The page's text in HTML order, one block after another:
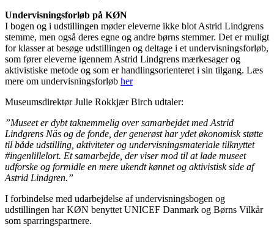
Undervisningsforløb på KØN
I bogen og i udstillingen møder eleverne ikke blot Astrid Lindgrens
stemme, men også deres egne og andre børns stemmer. Det er muligt
for klasser at besøge udstillingen og deltage i et undervisningsforløb,
som fører eleverne igennem Astrid Lindgrens mærkesager og
aktivistiske metode og som er handlingsorienteret i sin tilgang. Læs
mere om undervisningsforløb her
Museumsdirektør Julie Rokkjær Birch udtaler:
”Museet er dybt taknemmelig over samarbejdet med Astrid
Lindgrens Näs og de fonde, der generøst har ydet økonomisk støtte
til både udstilling, aktiviteter og undervisningsmateriale tilknyttet
#ingenlillelort. Et samarbejde, der viser mod til at lade museet
udforske og formidle en mere ukendt kønnet og aktivistisk side af
Astrid Lindgren.”
I forbindelse med udarbejdelse af undervisningsbogen og
udstillingen har KØN benyttet UNICEF Danmark og Børns Vilkår
som sparringspartnere.